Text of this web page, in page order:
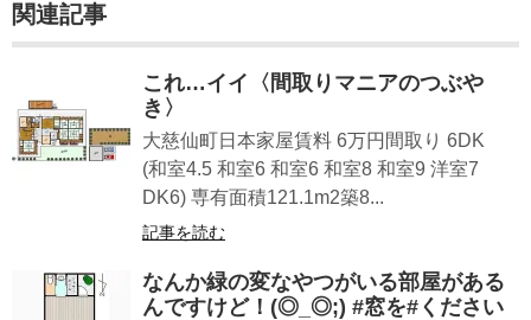
関連記事
これ…イイ〈間取りマニアのつぶや
き〉
大慈仙町日本家屋賃料 6万円間取り 6DK
(和室4.5 和室6 和室6 和室8 和室9 洋室7
DK6) 専有面積121.1m2築8...
記事を読む
なんか緑の変なやつがいる部屋がある
んですけど！(◎_◎;) #窓を#ください